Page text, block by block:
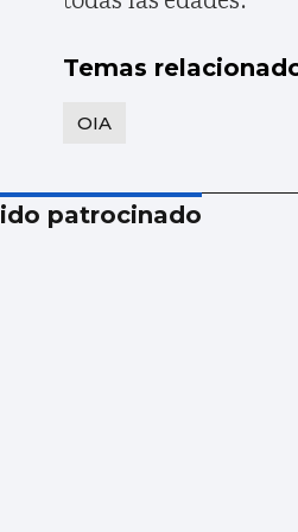
Temas
OIA
patrocinado